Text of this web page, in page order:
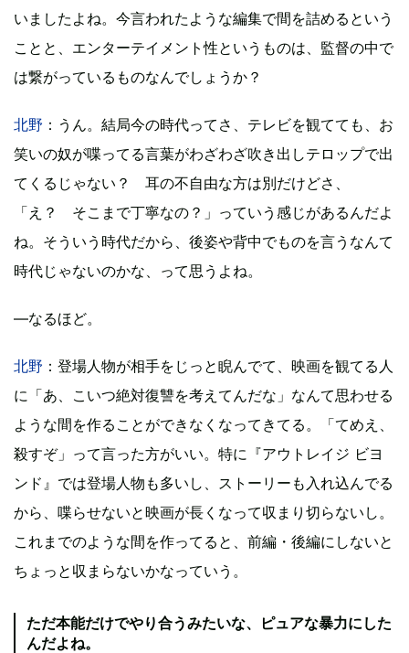
いましたよね。今言われたような編集で間を詰めるという
ことと、エンターテイメント性というものは、監督の中で
は繋がっているものなんでしょうか？
北野 ：うん。結局今の時代ってさ、テレビを観てても、お
笑いの奴が喋ってる言葉がわざわざ吹き出しテロップで出
てくるじゃない？ 耳の不自由な方は別だけどさ、
「え？ そこまで丁寧なの？」っていう感じがあるんだよ
ね。そういう時代だから、後姿や背中でものを言うなんて
時代じゃないのかな、って思うよね。
―なるほど。
北野 ：登場人物が相手をじっと睨んでて、映画を観てる人
に「あ、こいつ絶対復讐を考えてんだな」なんて思わせる
ような間を作ることができなくなってきてる。「てめえ、
殺すぞ」って言った方がいい。特に『アウトレイジ ビヨ
ンド』では登場人物も多いし、ストーリーも入れ込んでる
から、喋らせないと映画が長くなって収まり切らないし。
これまでのような間を作ってると、前編・後編にしないと
ちょっと収まらないかなっていう。
ただ本能だけでやり合うみたいな、ピュアな暴力にした
んだよね。